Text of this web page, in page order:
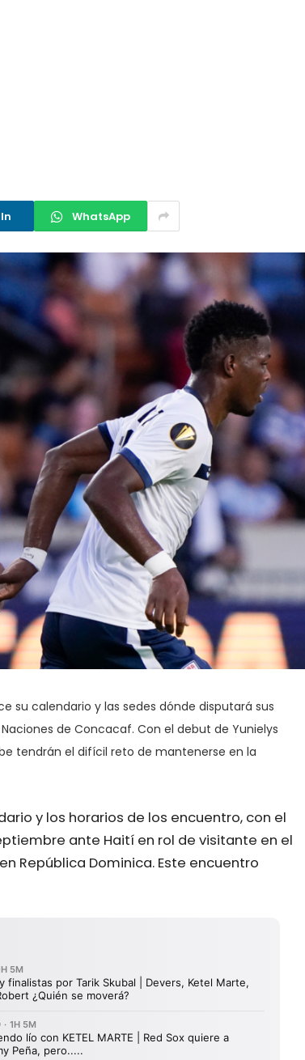
WhatsApp
su calendario y las sedes dónde disputará sus
de Concacaf. Con el debut de Yunielys
tendrán el difícil reto de mantenerse en la
y los horarios de los encuentro, con el
ante Haití en rol de visitante en el
República Dominica. Este encuentro